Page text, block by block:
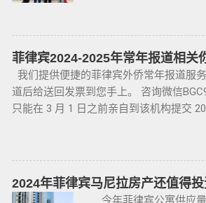
原件，原件一定是原
英语都不太好，贴牌的
你忌讳的号码； 5、车
手册 保修单等 此时你
OR/CR可以复印两张放
咨询项目，菲律宾
有繁琐的移民监限制
SRRV（退休移民签证
国国籍，它只是为申
利与权益，而且申请
SRRV（
并在菲律宾永居。 申
人的年龄需在50岁以
银行，不能用于投
申请人提供基础的申
菲律宾2024-2025年常年报道相关
我们提供便捷的菲律宾外侨常年报道服
道后给送回发票到您手上。 咨询微信
只能在 3 月 1 日之前亲自到该机构提交
告。 莫伦特警告说，任何不遵守报告的
外国人立即在 BI 的在线预约系统 http://
800 个名额，而星期六则保留给经认可
蒂。何塞·卡利托斯·利卡斯（Jose
2024年菲律宾马尼拉房产还值得投
今年菲律宾公寓供应